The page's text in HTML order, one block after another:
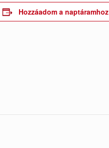
Hozzáadom a naptáramhoz